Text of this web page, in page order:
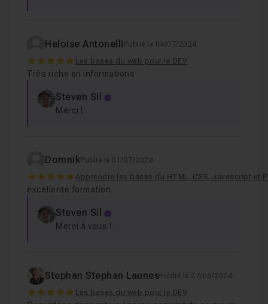
Heloise Antonelli Publié le 04/07/2024
5 Les bases du web pour le DEV
Très riche en informations
Steven Sil
Merci !
DomnikPublié le 01/07/2024
5 Apprendre les bases du HTML, CSS, Javascript et
excellente formation.
Steven Sil
Merci à vous !
Stephan Stephan LaunesPublié le 27/05/2024
5 Les bases du web pour le DEV